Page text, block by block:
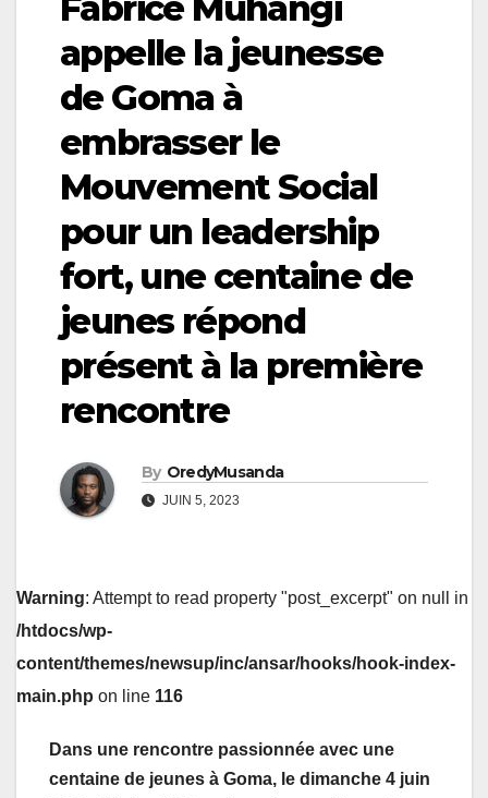
appelle la jeunesse
de Goma à
embrasser le
Mouvement Social
pour un leadership
fort, une centaine de
jeunes répond
présent à la première
rencontre
By OredyMusanda
JUIN 5, 2023
Warning: Attempt to read property "post_excerpt" on null in
/htdocs/wp-
content/themes/newsup/inc/ansar/hooks/hook-index-
main.php on line 116
Dans une rencontre passionnée avec une
centaine de jeunes à Goma, le dimanche 4 juin